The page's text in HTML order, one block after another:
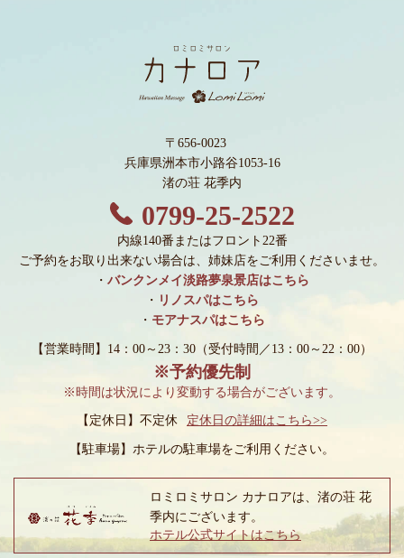
〒656-0023
兵庫県洲本市小路谷1053-16
渚の荘 花季内
0799-25-2522
内線140番またはフロント22番
ご予約をお取り出来ない場合は、姉妹店をご利用くださいませ。
・ バンクンメイ淡路夢泉景店はこちら
・ リノスパはこちら
・ モアナスパはこちら
【営業時間】14：00～23：30 （受付時間／13：00～22：00）
※予約優先制
※時間は状況により変動する場合がございます。
【定休日】不定休 定休日の詳細はこちら>>
【駐車場】 ホテルの駐車場をご利用ください。
ロミロミサロン カナロアは、渚の荘 花
季内にございます。
ホテル公式サイトはこちら